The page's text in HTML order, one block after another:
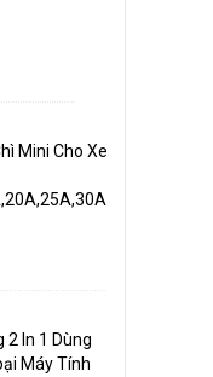
Mini Cho Xe
2 In 1 Dùng
Máy Tính